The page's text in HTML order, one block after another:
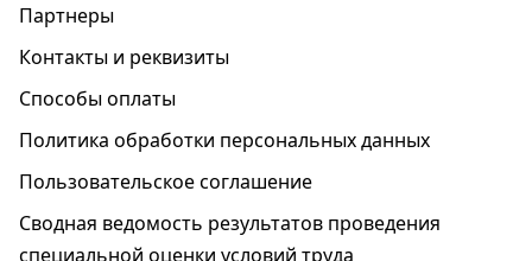
Партнеры
Контакты и реквизиты
Способы оплаты
Политика обработки персональных данных
Пользовательское соглашение
Cводная ведомость результатов проведения
специальной оценки условий труда